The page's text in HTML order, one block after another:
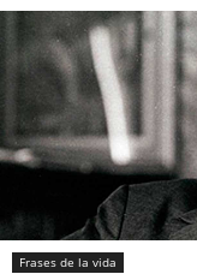
Frases de la vida